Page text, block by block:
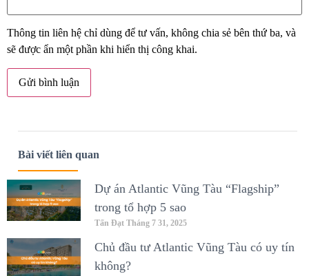
Thông tin liên hệ chỉ dùng để tư vấn, không chia sẻ bên thứ ba, và
sẽ được ẩn một phần khi hiển thị công khai.
Bài viết liên quan
Dự án Atlantic Vũng Tàu “Flagship”
trong tổ hợp 5 sao
Tấn Đạt Tháng 7 31, 2025
Chủ đầu tư Atlantic Vũng Tàu có uy tín
không?